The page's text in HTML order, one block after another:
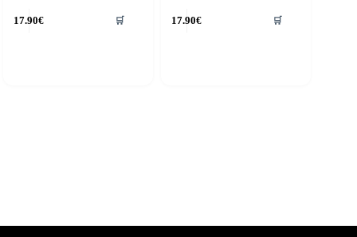
17.90€ 🛒 17.90€ 🛒